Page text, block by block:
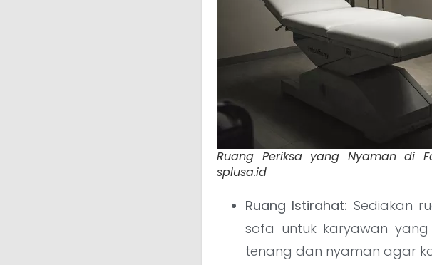
Ruang Periksa yang Nyaman di
splusa.id
Ruang Istirahat: Sediakan
sofa untuk karyawan
tenang dan nyaman agar